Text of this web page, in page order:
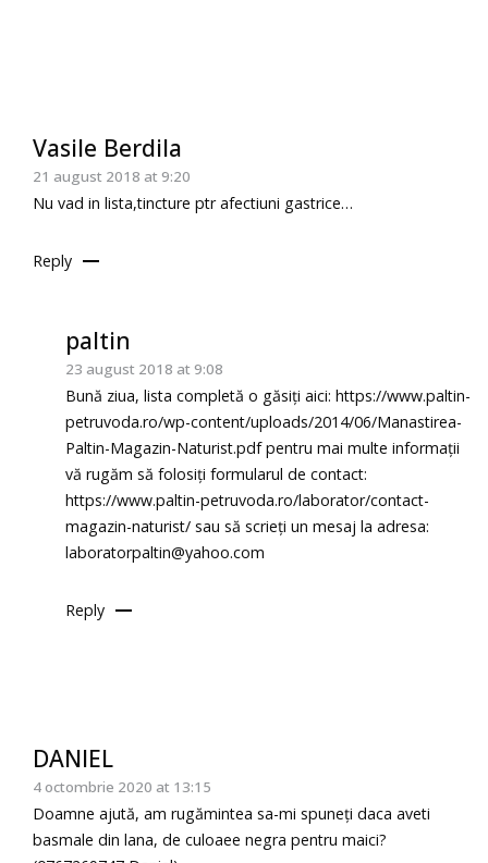
Vasile Berdila
21 august 2018 at 9:20
Nu vad in lista,tincture ptr afectiuni gastrice…
Reply
paltin
23 august 2018 at 9:08
Bună ziua, lista completă o găsiți aici: https://www.paltin-
petruvoda.ro/wp-content/uploads/2014/06/Manastirea-
Paltin-Magazin-Naturist.pdfpentru mai multe informații
vă rugăm să folosiți formularul de contact:
https://www.paltin-petruvoda.ro/laborator/contact-
magazin-naturist/ sau să scrieți un mesaj la adresa:
laboratorpaltin@yahoo.com
Reply
DANIEL
4 octombrie 2020 at 13:15
Doamne ajută, am rugămintea sa-mi spuneți daca aveti
basmale din lana, de culoaee negra pentru maici?